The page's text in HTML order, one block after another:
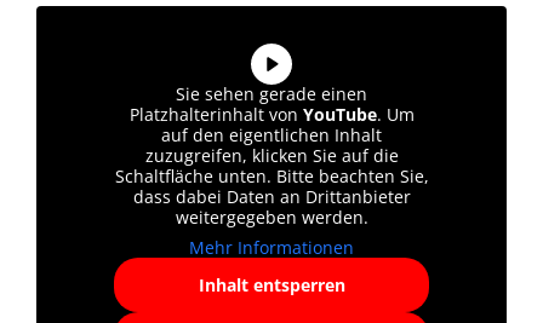
Sie sehen gerade einen
Platzhalterinhalt von YouTube. Um
auf den eigentlichen Inhalt
zuzugreifen, klicken Sie auf die
Schaltfläche unten. Bitte beachten Sie,
dass dabei Daten an Drittanbieter
weitergegeben werden.
Mehr Informationen
Inhalt entsperren